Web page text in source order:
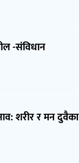
-संविधान
शरीर र मन